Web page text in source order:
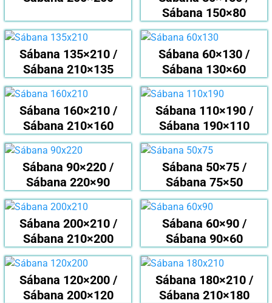
Sábana 150×80
Sábana 135×210 /
Sábana 210×135
Sábana 60×130 /
Sábana 130×60
Sábana 160×210 /
Sábana 210×160
Sábana 110×190 /
Sábana 190×110
Sábana 90×220 /
Sábana 220×90
Sábana 50×75 /
Sábana 75×50
Sábana 200×210 /
Sábana 210×200
Sábana 60×90 /
Sábana 90×60
Sábana 120×200 /
Sábana 200×120
Sábana 180×210 /
Sábana 210×180